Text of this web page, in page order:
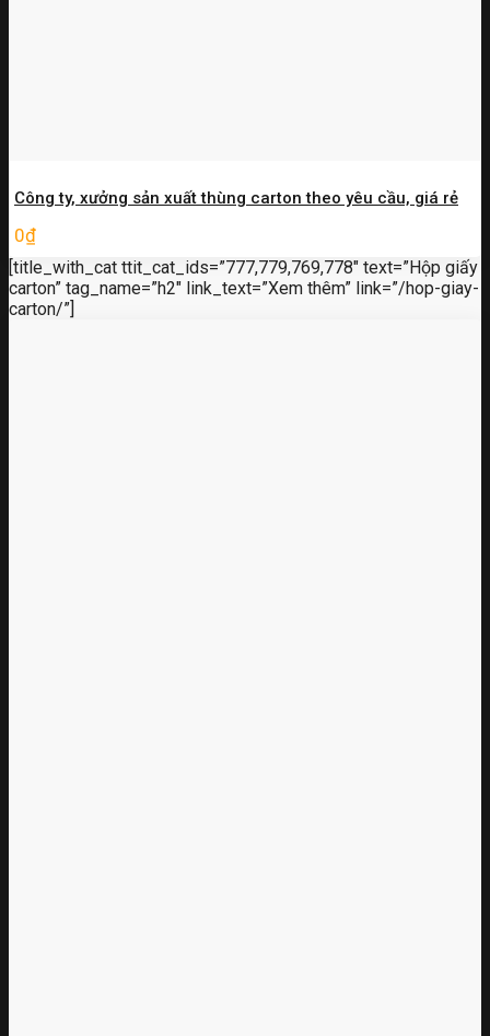
Công ty, xưởng sản xuất thùng carton theo yêu cầu, giá rẻ
0₫
[title_with_cat ttit_cat_ids=”777,779,769,778″ text=”Hộp giấy
carton” tag_name=”h2″ link_text=”Xem thêm” link=”/hop-giay-
carton/”]